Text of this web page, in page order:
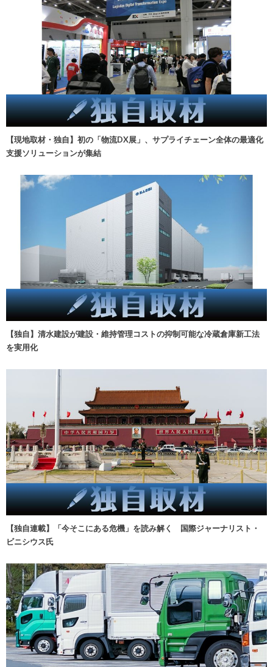
【現地取材・独自】初の「物流DX展」、サプライチェーン全体の最適化
支援ソリューションが集結
【独自】清水建設が建設・維持管理コストの抑制可能な冷蔵倉庫新工法
を実用化
【独自連載】「今そこにある危機」を読み解く 国際ジャーナリスト・
ビニシウス氏